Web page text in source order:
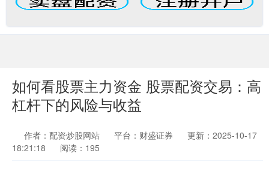
如何看股票主力资金 股票配资交易：高
杠杆下的风险与收益
作者：配资炒股网站 平台：财盛证券
更新：2025-10-17
18:21:18
阅读：195